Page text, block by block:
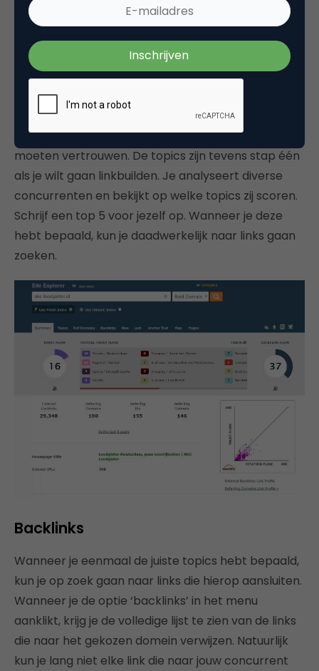
gedeelte. Het topic zegt iets over de soort
autoriteit. Majestic heeft diverse topics bepaald,
maar lang niet genoeg topics om deze per branche
te kunnen specificeren. Dit is één van de mindere
punten van de tool en je zal hier toch op je gevoel
moeten vertrouwen. De topics zijn tevens stap één
als je wilt gaan linkbuilden. Je analyseert diverse
concurrenten en bekijkt op welke topics zij scoren.
Schrijf een top 5 voor jezelf op. Wanneer je deze
hebt bepaald, kun je daadwerkelijk naar links gaan
zoeken.
Backlinks
Wanneer je eenmaal de juiste topics hebt bepaald,
kun je op zoek gaan naar links die hierop aansluiten.
Wanneer je de optie ‘backlinks’ in het menu
aanklikt, krijg je de volledige lijst te zien van de links
die naar het gekozen domein verwijzen. Natuurlijk
kun je lang niet elke link die naar jouw concurrent